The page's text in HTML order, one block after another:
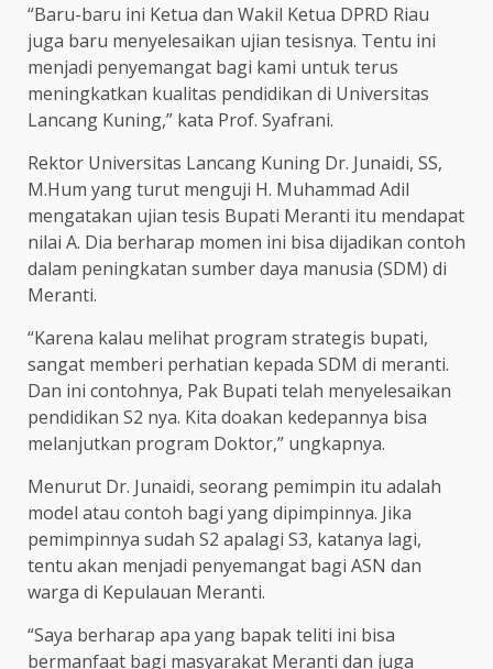
“Baru-baru ini Ketua dan Wakil Ketua DPRD Riau
juga baru menyelesaikan ujian tesisnya. Tentu ini
menjadi penyemangat bagi kami untuk terus
meningkatkan kualitas pendidikan di Universitas
Lancang Kuning,” kata Prof. Syafrani.
Rektor Universitas Lancang Kuning Dr. Junaidi, SS,
M.Hum yang turut menguji H. Muhammad Adil
mengatakan ujian tesis Bupati Meranti itu mendapat
nilai A. Dia berharap momen ini bisa dijadikan contoh
dalam peningkatan sumber daya manusia (SDM) di
Meranti.
“Karena kalau melihat program strategis bupati,
sangat memberi perhatian kepada SDM di meranti.
Dan ini contohnya, Pak Bupati telah menyelesaikan
pendidikan S2 nya. Kita doakan kedepannya bisa
melanjutkan program Doktor,” ungkapnya.
Menurut Dr. Junaidi, seorang pemimpin itu adalah
model atau contoh bagi yang dipimpinnya. Jika
pemimpinnya sudah S2 apalagi S3, katanya lagi,
tentu akan menjadi penyemangat bagi ASN dan
warga di Kepulauan Meranti.
“Saya berharap apa yang bapak teliti ini bisa
bermanfaat bagi masyarakat Meranti dan juga